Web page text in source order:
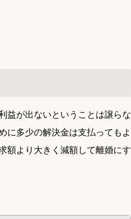
益が出ないということは譲らな
に多少の解決金は支払ってもよ
額より大きく減額して離婚にす